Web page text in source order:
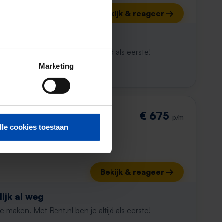
Marketing
cookies toestaan
Bekijk & reageer →
al weg
maken. Met Rent.nl ben je altijd als eerste!
€ 675 p/m
Bekijk & reageer →
al weg
maken. Met Rent.nl ben je altijd als eerste!